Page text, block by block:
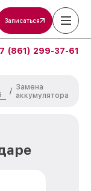
Записаться
(861) 299-37-61
/ Замена
аккумулятора